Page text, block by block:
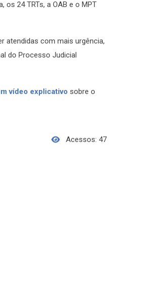
os 24 TRTs, a OAB e o MPT
atendidas com mais urgência,
do Processo Judicial
vídeo explicativo sobre o
Acessos: 47